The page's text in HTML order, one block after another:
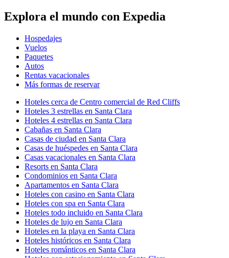
Explora el mundo con Expedia
Hospedajes
Vuelos
Paquetes
Autos
Rentas vacacionales
Más formas de reservar
Hoteles cerca de Centro comercial de Red Cliffs
Hoteles 3 estrellas en Santa Clara
Hoteles 4 estrellas en Santa Clara
Cabañas en Santa Clara
Casas de ciudad en Santa Clara
Casas de huéspedes en Santa Clara
Casas vacacionales en Santa Clara
Resorts en Santa Clara
Condominios en Santa Clara
Apartamentos en Santa Clara
Hoteles con casino en Santa Clara
Hoteles con spa en Santa Clara
Hoteles todo incluido en Santa Clara
Hoteles de lujo en Santa Clara
Hoteles en la playa en Santa Clara
Hoteles históricos en Santa Clara
Hoteles románticos en Santa Clara